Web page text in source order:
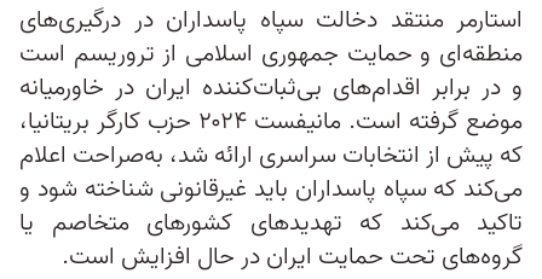
استارمر منتقد دخالت سپاه پاسداران در درگیری‌های
منطقه‌ای و حمایت جمهوری اسلامی از تروریسم است
و در برابر اقدام‌های بی‌ثبات‌کننده ایران در خاورمیانه
موضع گرفته است. مانیفست ۲۰۲۴ حزب کارگر بریتانیا،
که پیش از انتخابات سراسری ارائه شد، به‌صراحت اعلام
می‌کند که سپاه پاسداران باید غیرقانونی شناخته شود و
تاکید می‌کند که تهدیدهای کشورهای متخاصم یا
گروه‌های تحت حمایت ایران در حال افزایش است.